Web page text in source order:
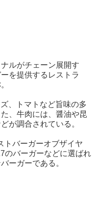
ルがチェーン展開す
を提供するレストラ
、トマトなど旨味の多
、牛肉には、醤油や昆
が調合されている。
トバーガーオブザイヤ
のバーガーなどに選ばれ
ーガーである。